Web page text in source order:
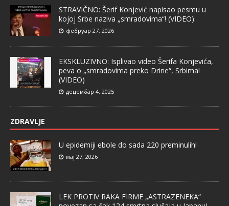
STRAVIČNO: Šerif Konjević napisao pesmu u
kojoj Srbe naziva „smradovima“! (VIDEO)
фебруар 27, 2026
EKSKLUZIVNO: Isplivao video Šerifa Konjevića,
peva o „smradovima preko Drine“, Srbima!
(VIDEO)
децембар 4, 2025
ZDRAVLJE
U epidemiji ebole do sada 220 preminulih!
мај 27, 2026
LEK PROTIV RAKA FIRME „ASTRAZENEKA“